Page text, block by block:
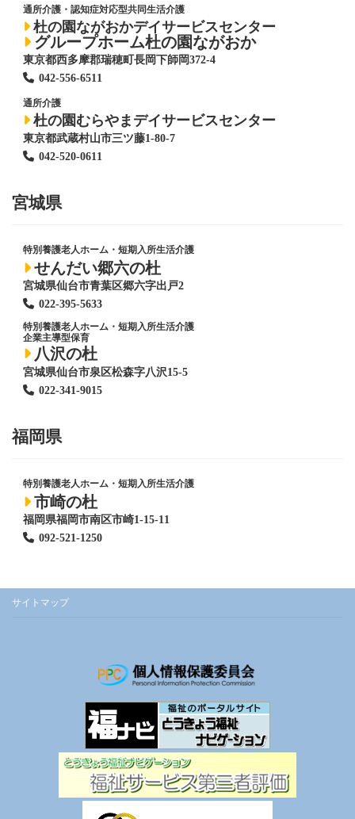
通所介護・認知症対応型共同生活介護
杜の園ながおかデイサービスセンター
グループホーム杜の園ながおか
東京都西多摩郡瑞穂町長岡下師岡372-4
042-556-6511
通所介護
杜の園むらやまデイサービスセンター
東京都武蔵村山市三ツ藤1-80-7
042-520-0611
宮城県
特別養護老人ホーム ・短期入所生活介護
せんだい郷六の杜
宮城県仙台市青葉区郷六字出戸2
022-395-5633
特別養護老人ホーム ・短期入所生活介護
企業主導型保育
八沢の杜
宮城県仙台市泉区松森字八沢15-5
022-341-9015
福岡県
特別養護老人ホーム ・短期入所生活介護
市崎の杜
福岡県福岡市南区市崎1-15-11
092-521-1250
サイトマップ